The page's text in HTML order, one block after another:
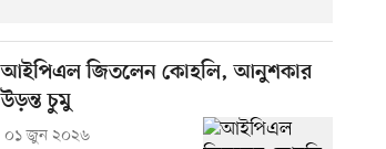
আইপিএল জিতলেন কোহলি, আনুশকার
উড়ন্ত চুমু
০১ জুন ২০২৬